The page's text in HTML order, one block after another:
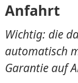
Anfahrt
Wichtig: die
automatisch
Garantie auf